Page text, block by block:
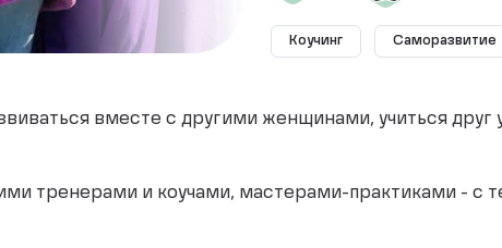
Коучинг Саморазвитие
вместе с другими женщинами, учиться
тренерами и коучами, мастерами-практиками - с